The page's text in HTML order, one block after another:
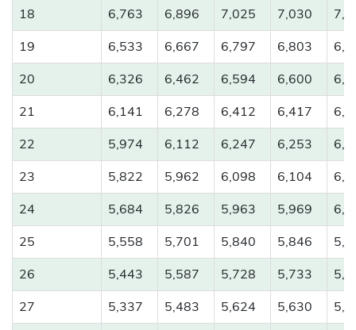
18 6,763 6,896 7,025 7,030
19
6,533 6,667 6,797 6,803
20
6,326 6,462 6,594 6,600
21
6,141 6,278 6,412 6,417
22
5,974 6,112 6,247 6,253
23
5,822 5,962 6,098 6,104
24
5,684 5,826 5,963 5,969
25
5,558 5,701 5,840 5,846
26
5,443 5,587 5,728 5,733
27
5,337 5,483 5,624 5,630